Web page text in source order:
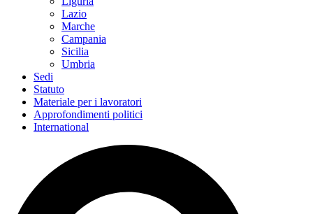
Lazio
Marche
Campania
Sicilia
Umbria
Sedi
Statuto
Materiale per i lavoratori
Approfondimenti politici
International